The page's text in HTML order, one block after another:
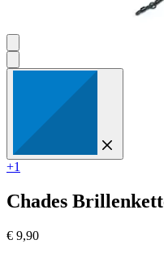
+1
Chades
€ 9,90